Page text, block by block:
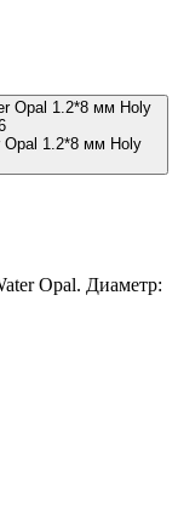
Opal 1.2*8 мм Holy
Opal. Диаметр: